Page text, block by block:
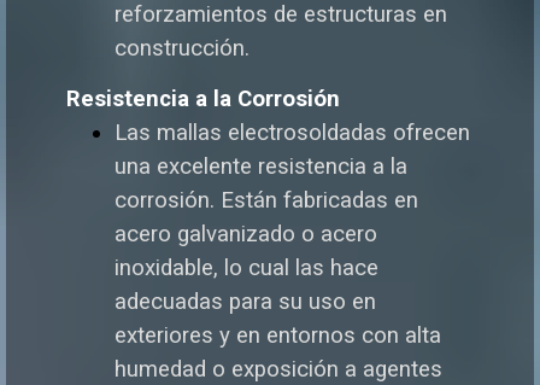
reforzamientos de estructuras en
construcción.
Resistencia a la Corrosión
Las mallas electrosoldadas ofrecen
una excelente resistencia a la
corrosión. Están fabricadas en
acero galvanizado o acero
inoxidable, lo cual las hace
adecuadas para su uso en
exteriores y en entornos con alta
humedad o exposición a agentes